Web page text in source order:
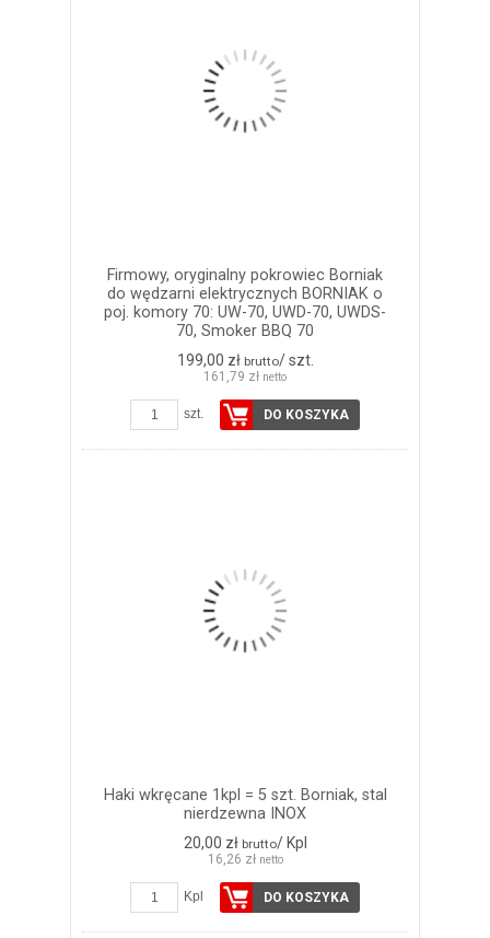
Firmowy, oryginalny pokrowiec Borniak
do wędzarni elektrycznych BORNIAK o
poj. komory 70: UW-70, UWD-70, UWDS-
70, Smoker BBQ 70
199,00 zł brutto/ szt.
161,79 zł netto
szt. DO KOSZYKA
Haki wkręcane 1kpl = 5 szt. Borniak, stal
nierdzewna INOX
20,00 zł brutto/ Kpl
16,26 zł netto
Kpl DO KOSZYKA